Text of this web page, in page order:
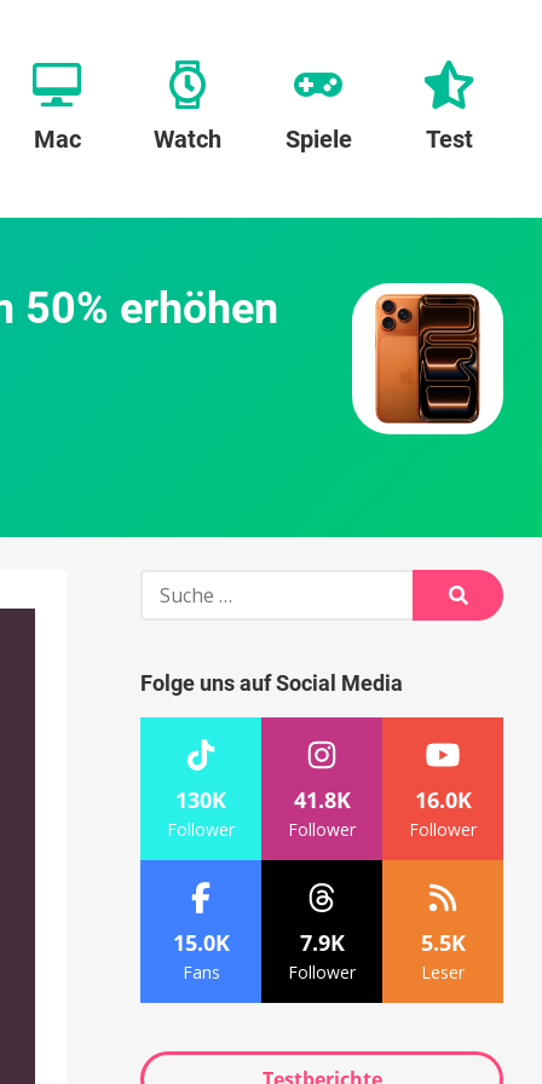
Mac Watch Spiele Test
50% erhöhen
Suche
Suche
Folge uns auf Social Media
130K
Follower
41.8K
Follower
16.0K
Follower
15.0K
Fans
7.9K
Follower
5.5K
Leser